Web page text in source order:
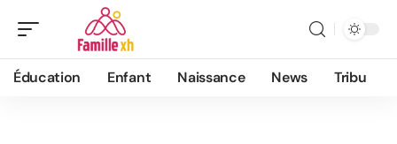
Éducation Enfant Naissance News Tribu